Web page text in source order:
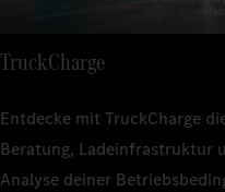
TruckCharge
Entdecke mit TruckCharge
Beratung, Ladeinfrastruktur
Analyse deiner